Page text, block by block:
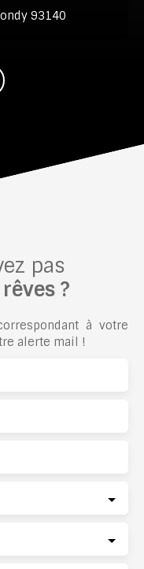
93140
pas
?
à votre
alerte mail !